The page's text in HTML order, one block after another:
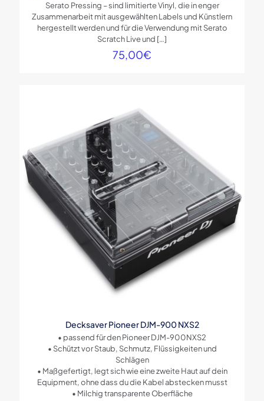
Serato Pressing – sind limitierte Vinyl, die in enger
Zusammenarbeit mit ausgewählten Labels und Künstlern
hergestellt werden und für die Verwendung mit Serato
Scratch Live und […]
75,00€
Decksaver Pioneer DJM-900 NXS2
• passend für den Pioneer DJM-900NXS2
• Schützt vor Staub, Schmutz, Flüssigkeiten und
Schlägen
• Maßgefertigt, legt sich wie eine zweite Haut auf dein
Equipment, ohne dass du die Kabel abstecken musst
• Milchig transparente Oberfläche